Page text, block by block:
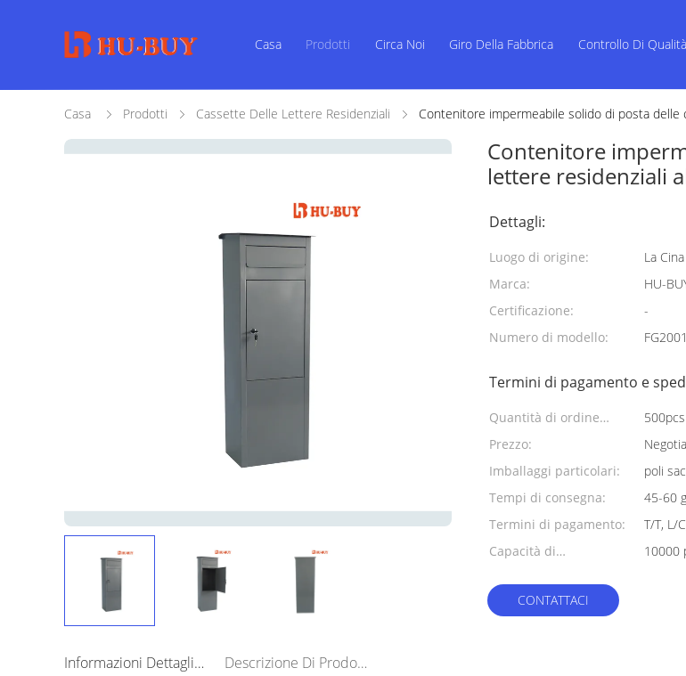
Casa Prodotti Circa Noi Giro Della Fabbrica Controllo Di Qualità
Casa Prodotti Cassette Delle Lettere Residenziali Contenitore impermeabile solido di posta
Contenitore
lettere residenziali
Dettagli:
Luogo di origine:
La Cina
Marca:
HU-
Certificazione:
-
Numero di modello:
Termini di pagamento e
Quantità di ordine
minimo:
500pcs
Prezzo:
Imballaggi particolari:
poli
Tempi di consegna:
45-60
Termini di pagamento:
T/T, L/
Capacità di
10000
CONTATTACI
Informazioni Dettagliate Descrizione Di Prodotto